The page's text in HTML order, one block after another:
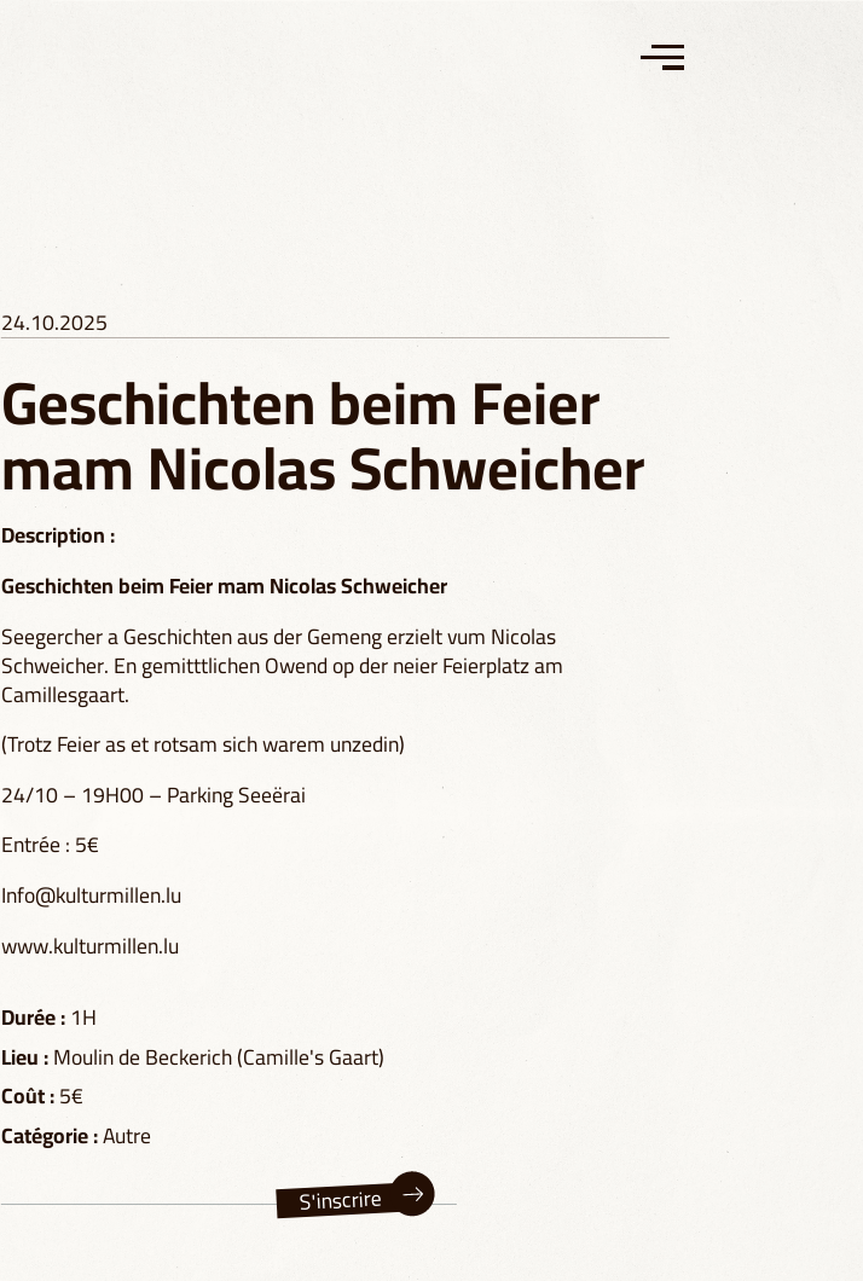
24.10.2025
Geschichten beim Feier
mam Nicolas Schweicher
Description :
Geschichten beim Feier mam Nicolas Schweicher
Seegercher a Geschichten aus der Gemeng erzielt vum Nicolas
Schweicher. En gemitttlichen Owend op der neier Feierplatz am
Camillesgaart.
(Trotz Feier as et rotsam sich warem unzedin)
24/10 – 19H00 – Parking Seeërai
Entrée : 5€
Info@kulturmillen.lu
www.kulturmillen.lu
Durée :1H
Lieu :Moulin de Beckerich (Camille's Gaart)
Coût :5€
Catégorie :Autre
S'inscrire